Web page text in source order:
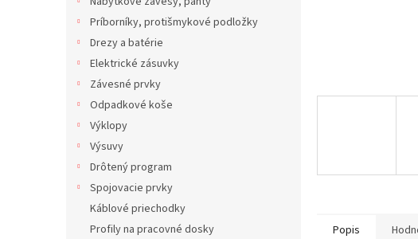
Príborníky, protišmykové podložky
Drezy a batérie
Elektrické zásuvky
Závesné prvky
Odpadkové koše
Výklopy
Výsuvy
Drôtený program
Spojovacie prvky
Káblové priechodky
Profily na pracovné dosky
Popis